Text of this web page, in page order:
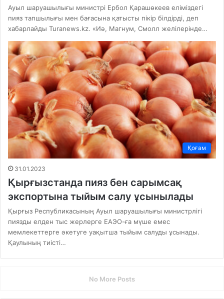
Ауыл шаруашылығы министрі Ербол Қарашөкеев еліміздегі
пияз тапшылығы мен бағасына қатысты пікір білдірді, деп
хабарлайды Turanews.kz. «Иә, Магнум, Смолл желілерінде…
Қоғам
31.01.2023
Қырғызстанда пияз бен сарымсақ
экспортына тыйым салу ұсынылады
Қырғыз Республикасының Ауыл шаруашылығы министрлігі
пиязды елден тыс жерлерге ЕАЭО-ға мүше емес
мемлекеттерге әкетуге уақытша тыйым салуды ұсынады.
Қаулының тиісті…
No More Posts